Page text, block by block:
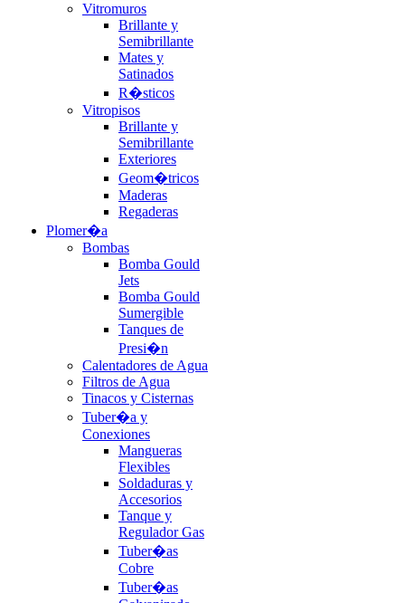
Vitromuros
Brillante y
Semibrillante
Mates y
Satinados
R�sticos
Vitropisos
Brillante y
Semibrillante
Exteriores
Geom�tricos
Maderas
Regaderas
Plomer�a
Bombas
Bomba Gould
Jets
Bomba Gould
Sumergible
Tanques de
Presi�n
Calentadores de Agua
Filtros de Agua
Tinacos y Cisternas
Tuber�a y
Conexiones
Mangueras
Flexibles
Soldaduras y
Accesorios
Tanque y
Regulador Gas
Tuber�as
Cobre
Tuber�as